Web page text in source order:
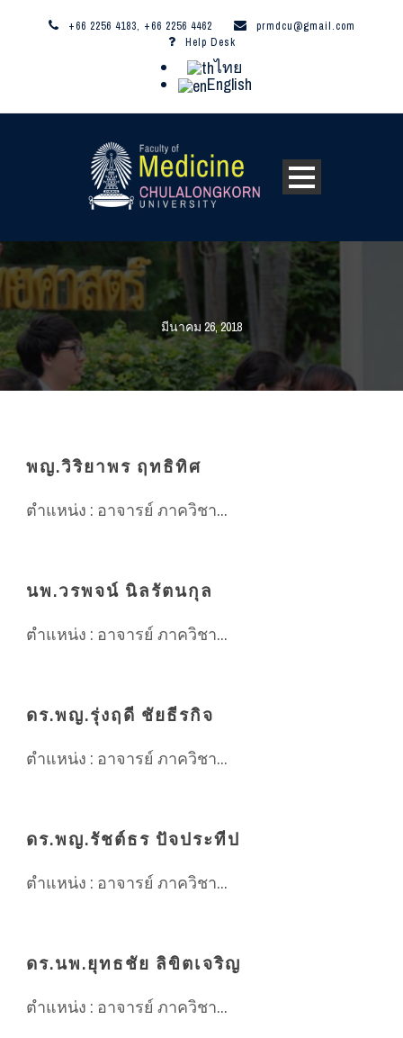
+66 2256 4183, +66 2256 4462
prmdcu@gmail.com
Help Desk
ไทย
English
มีนาคม 26, 2018
พญ.วิริยาพร ฤทธิทิศ
ตำแหน่ง : อาจารย์ ภาควิชา...
นพ.วรพจน์ นิลรัตนกุล
ตำแหน่ง : อาจารย์ ภาควิชา...
ดร.พญ.รุ่งฤดี ชัยธีรกิจ
ตำแหน่ง : อาจารย์ ภาควิชา...
ดร.พญ.รัชต์ธร ปัจประทีป
ตำแหน่ง : อาจารย์ ภาควิชา...
ดร.นพ.ยุทธชัย ลิขิตเจริญ
ตำแหน่ง : อาจารย์ ภาควิชา...